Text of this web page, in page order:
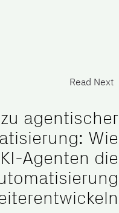
Read Next
agentischer
Wie
KI-Agenten die